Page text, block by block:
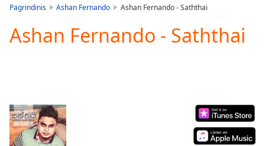
Play
Video
Mute
Current
Time0:00
Pagrindinis Ashan Fernando Ashan Fernando - Saththai
Ashan Fernando - Saththai